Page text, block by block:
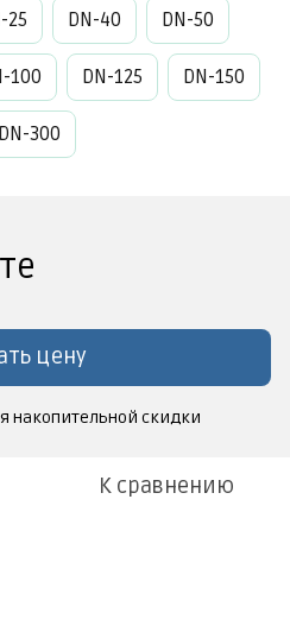
25 DN-40 DN-50
100 DN-125 DN-150
DN-300
цену
накопительной скидки
К сравнению